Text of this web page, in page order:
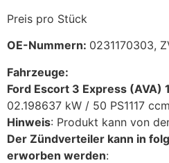
Preis pro Stück
OE-Nummern: 0231170303,
Fahrzeuge:
Ford Escort 3 Express (AVA)
02.198637 kW / 50 PS1117 ccm
Hinweis: Produkt kann von
Der Zündverteiler kann in
erworben werden: